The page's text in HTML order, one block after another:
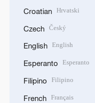
Croatian Hrvatski
Czech Český
English English
Esperanto Esperanto
Filipino Filipino
French Français